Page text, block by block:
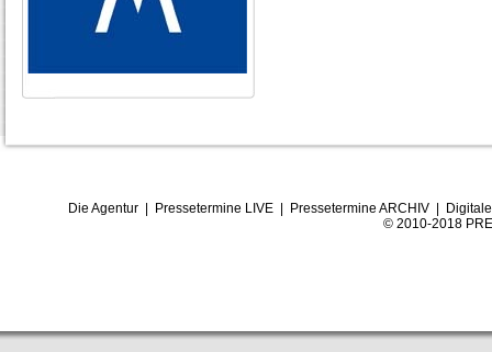
Die Agentur| Pressetermine LIVE| Pressetermine ARCHIV|
© 2010-2018